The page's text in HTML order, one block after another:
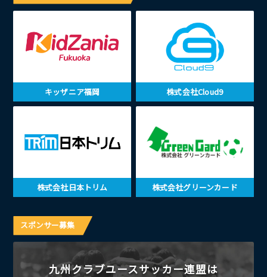
キッザニア福岡 株式会社Cloud9
株式会社日本トリム 株式会社グリーンカード
スポンサー募集
九州クラブユースサッカー連盟は